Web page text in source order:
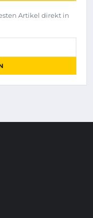
Artikel direkt in